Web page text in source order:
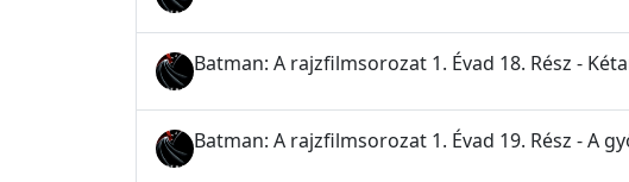
Batman: A rajzfilmsorozat 1. Évad 18. Rész -
Batman: A rajzfilmsorozat 1. Évad 19. Rész - A